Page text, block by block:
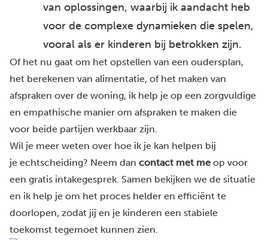
van oplossingen, waarbij ik aandacht heb
voor de complexe dynamieken die spelen,
vooral als er kinderen bij betrokken zijn.
Of het nu gaat om het opstellen van een oudersplan,
het berekenen van alimentatie, of het maken van
afspraken over de woning, ik help je op een zorgvuldige
en empathische manier om afspraken te maken die
voor beide partijen werkbaar zijn.
Wil je meer weten over hoe ik je kan helpen bij
je echtscheiding? Neem dan contact met me op voor
een gratis intakegesprek. Samen bekijken we de situatie
en ik help je om het proces helder en efficiënt te
doorlopen, zodat jij en je kinderen een stabiele
toekomst tegemoet kunnen zien.